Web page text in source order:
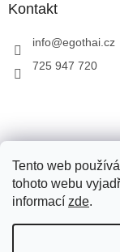
Tento web
tohoto webu
informací zde.
Kontakt
info@egothai.cz
725 947 720